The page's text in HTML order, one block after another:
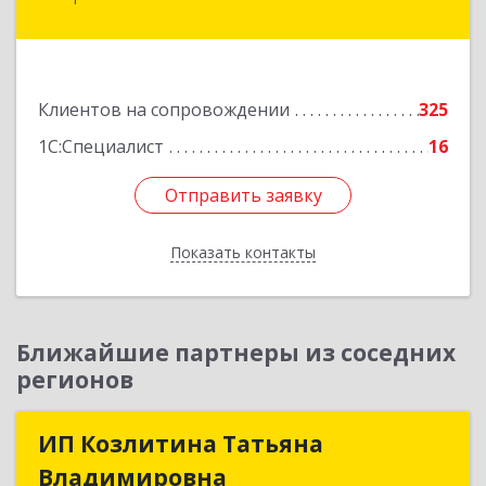
Клиентов на сопровождении
325
1С:Специалист
16
Отправить заявку
Показать контакты
Отправить заявку
Назад
Ближайшие партнеры из соседних
регионов
ИП Козлитина Татьяна
Владимировна
ИП Козлитина Татьяна